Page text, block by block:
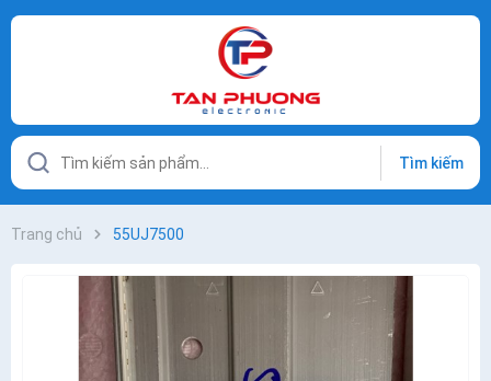
Tìm kiếm
Trang chủ 55UJ7500